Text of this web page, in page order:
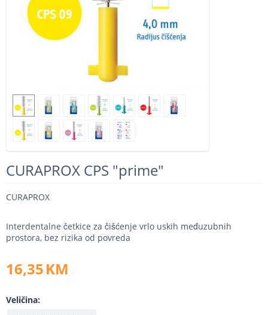
CURAPROX CPS "prime"
CURAPROX
Interdentalne četkice za čišćenje vrlo uskih međuzubnih
prostora, bez rizika od povreda
16,35KM
Veličina: